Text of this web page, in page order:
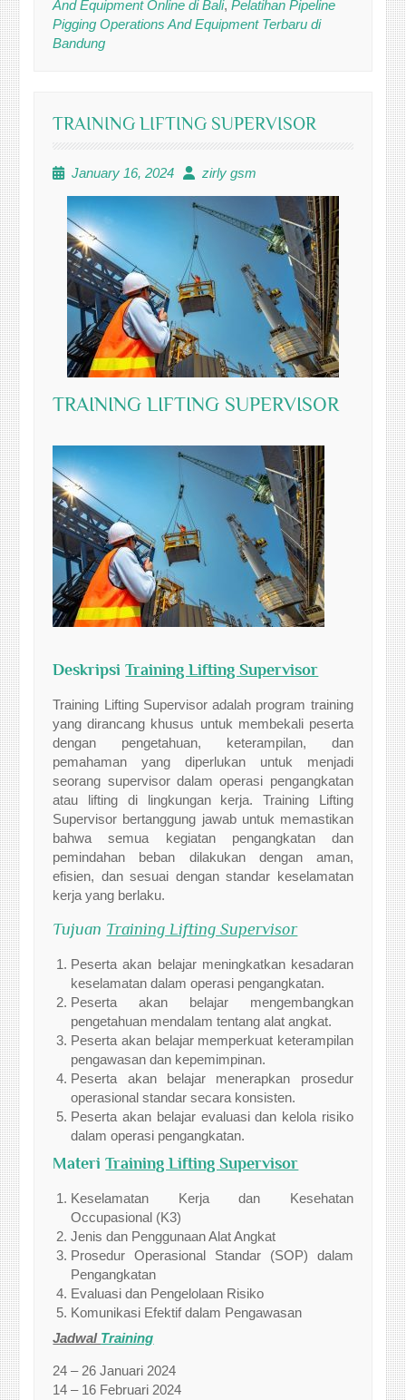
And Equipment Online di Bali,Pelatihan Pipeline
Pigging Operations And Equipment Terbaru di
Bandung
TRAINING LIFTING SUPERVISOR
January 16, 2024 zirly gsm
TRAINING LIFTING SUPERVISOR
DeskripsiTraining Lifting Supervisor
Training Lifting Supervisor adalah program training
yang dirancang khusus untuk membekali peserta
dengan pengetahuan, keterampilan, dan
pemahaman yang diperlukan untuk menjadi
seorang supervisor dalam operasi pengangkatan
atau lifting di lingkungan kerja. Training Lifting
Supervisor bertanggung jawab untuk memastikan
bahwa semua kegiatan pengangkatan dan
pemindahan beban dilakukan dengan aman,
efisien, dan sesuai dengan standar keselamatan
kerja yang berlaku.
Tujuan Training Lifting Supervisor
Peserta akan belajar meningkatkan kesadaran
keselamatan dalam operasi pengangkatan.
Peserta akan belajar mengembangkan
pengetahuan mendalam tentang alat angkat.
Peserta akan belajar memperkuat keterampilan
pengawasan dan kepemimpinan.
Peserta akan belajar menerapkan prosedur
operasional standar secara konsisten.
Peserta akan belajar evaluasi dan kelola risiko
dalam operasi pengangkatan.
MateriTraining Lifting Supervisor
Keselamatan Kerja dan Kesehatan
Occupasional (K3)
Jenis dan Penggunaan Alat Angkat
Prosedur Operasional Standar (SOP) dalam
Pengangkatan
Evaluasi dan Pengelolaan Risiko
Komunikasi Efektif dalam Pengawasan
Jadwal Training
24 – 26 Januari 2024
14 – 16 Februari 2024